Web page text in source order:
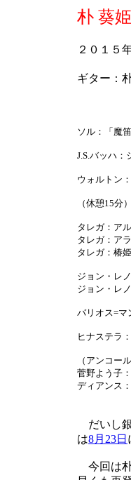
朴 葵
２０１
ギター：
ソル：「魔
J.S.バッハ：
ウォルトン
（休憩15分）
タレガ：ア
タレガ：ア
タレガ：椿
ジョン・レ
ジョン・レ
バリオス=マ
ヒナステラ
（アンコール
菅野よう子
ディアンス
だいし
は8月23日
今回は